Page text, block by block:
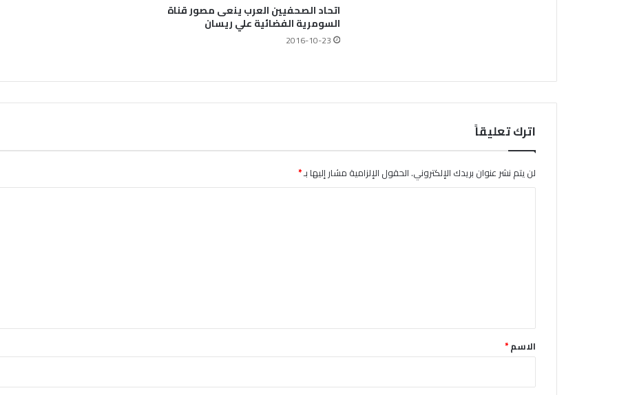
اتحاد الصحفيين العرب ينعى مصور قناة
السومرية الفضائية علي ريسان
2016-10-23
اترك تعليقاً
لن يتم نشر عنوان بريدك الإلكتروني.الحقول الإلزامية مشار إليها بـ*
*الاسم*